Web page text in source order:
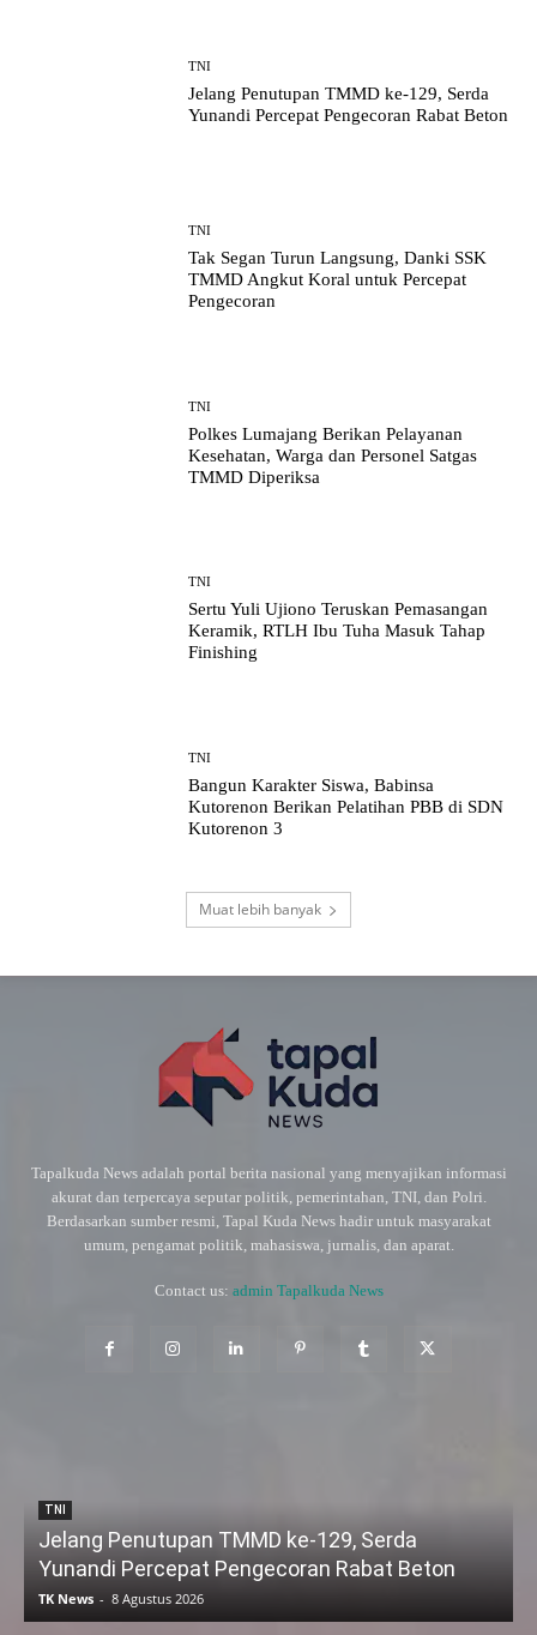
TNI
Jelang Penutupan TMMD ke-129, Serda
Yunandi Percepat Pengecoran Rabat Beton
TNI
Tak Segan Turun Langsung, Danki SSK
TMMD Angkut Koral untuk Percepat
Pengecoran
TNI
Polkes Lumajang Berikan Pelayanan
Kesehatan, Warga dan Personel Satgas
TMMD Diperiksa
TNI
Sertu Yuli Ujiono Teruskan Pemasangan
Keramik, RTLH Ibu Tuha Masuk Tahap
Finishing
TNI
Bangun Karakter Siswa, Babinsa
Kutorenon Berikan Pelatihan PBB di SDN
Kutorenon 3
Muat lebih banyak
Tapalkuda News adalah portal berita nasional yang menyajikan informasi
akurat dan terpercaya seputar politik, pemerintahan, TNI, dan Polri.
Berdasarkan sumber resmi, Tapal Kuda News hadir untuk masyarakat
umum, pengamat politik, mahasiswa, jurnalis, dan aparat.
Contact us: admin Tapalkuda News
TNI
Jelang Penutupan TMMD ke-129, Serda
Yunandi Percepat Pengecoran Rabat Beton
TK News - 8 Agustus 2026